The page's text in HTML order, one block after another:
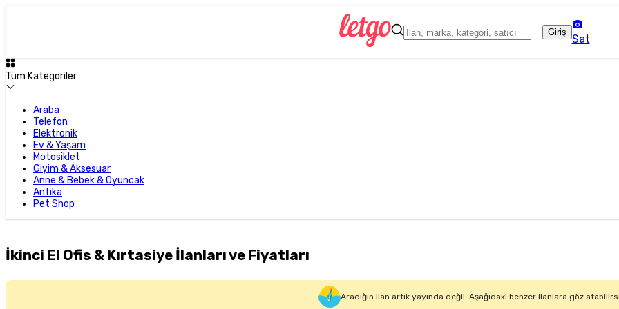
Giriş
Sat
Tüm Kategoriler
Araba
Telefon
Elektronik
Ev & Yaşam
Motosiklet
Giyim & Aksesuar
Anne & Bebek & Oyuncak
Antika
Pet Shop
İkinci El Ofis & Kırtasiye İlanları ve Fiyatları
Aradığın ilan artık yayında değil. Aşağıdaki benzer ilanlara göz